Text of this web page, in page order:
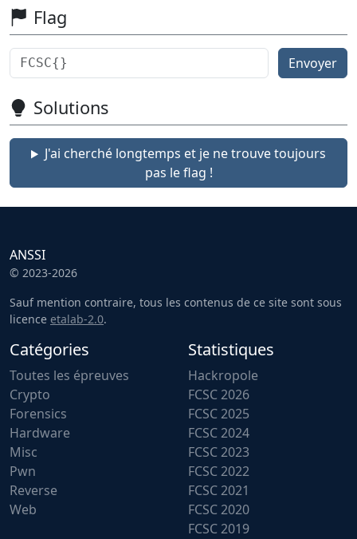
Flag
Envoyer
Solutions
J'ai cherché longtemps et je ne trouve toujours
pas le flag !
ANSSI
© 2023-2026
Sauf mention contraire, tous les contenus de ce site sont sous
licence etalab-2.0.
Catégories
Toutes les épreuves
Crypto
Forensics
Hardware
Misc
Pwn
Reverse
Web
Statistiques
Hackropole
FCSC 2026
FCSC 2025
FCSC 2024
FCSC 2023
FCSC 2022
FCSC 2021
FCSC 2020
FCSC 2019